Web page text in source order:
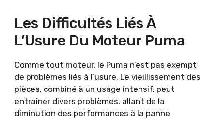
Les Difficultés Liés À
L’Usure Du Moteur Puma
Comme tout moteur, le Puma n’est pas exempt
de problèmes liés à l’usure. Le vieillissement des
pièces, combiné à un usage intensif, peut
entraîner divers problèmes, allant de la
diminution des performances à la panne